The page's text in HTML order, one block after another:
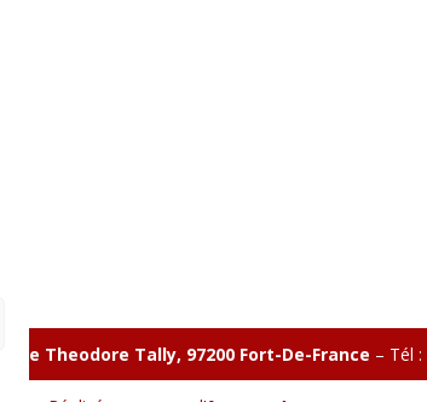
rue Theodore Tally, 97200 Fort-De-France – Tél :